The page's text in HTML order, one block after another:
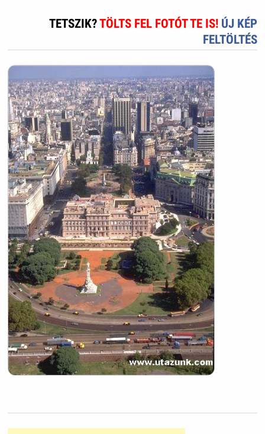
TETSZIK?TÖLTS FEL FOTÓT TE IS! ÚJ KÉP
FELTÖLTÉS